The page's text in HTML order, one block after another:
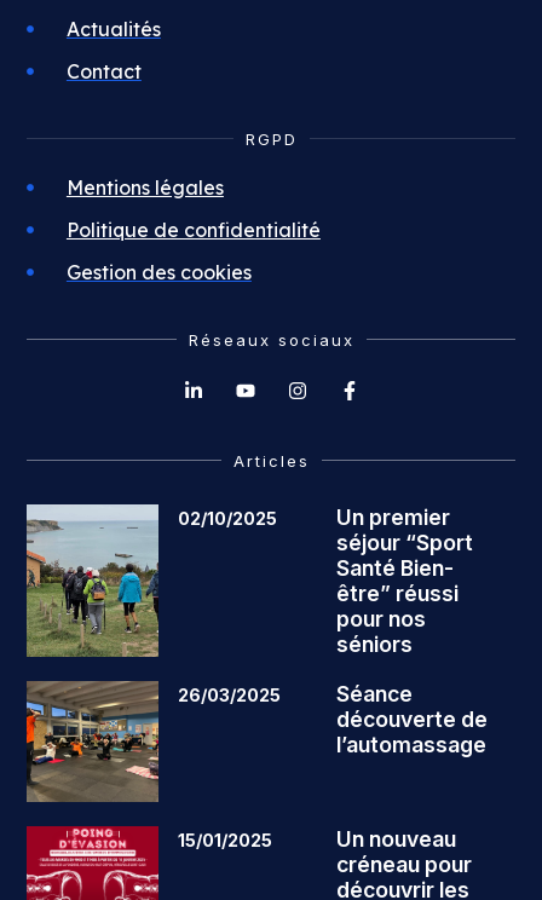
Actualités
Contact
RGPD
Mentions légales
Politique de confidentialité
Gestion des cookies
Réseaux sociaux
Articles
02/10/2025
Un premier
séjour “Sport
Santé Bien-
être” réussi
pour nos
séniors
26/03/2025
Séance
découverte de
l’automassage
15/01/2025
Un nouveau
créneau pour
découvrir les